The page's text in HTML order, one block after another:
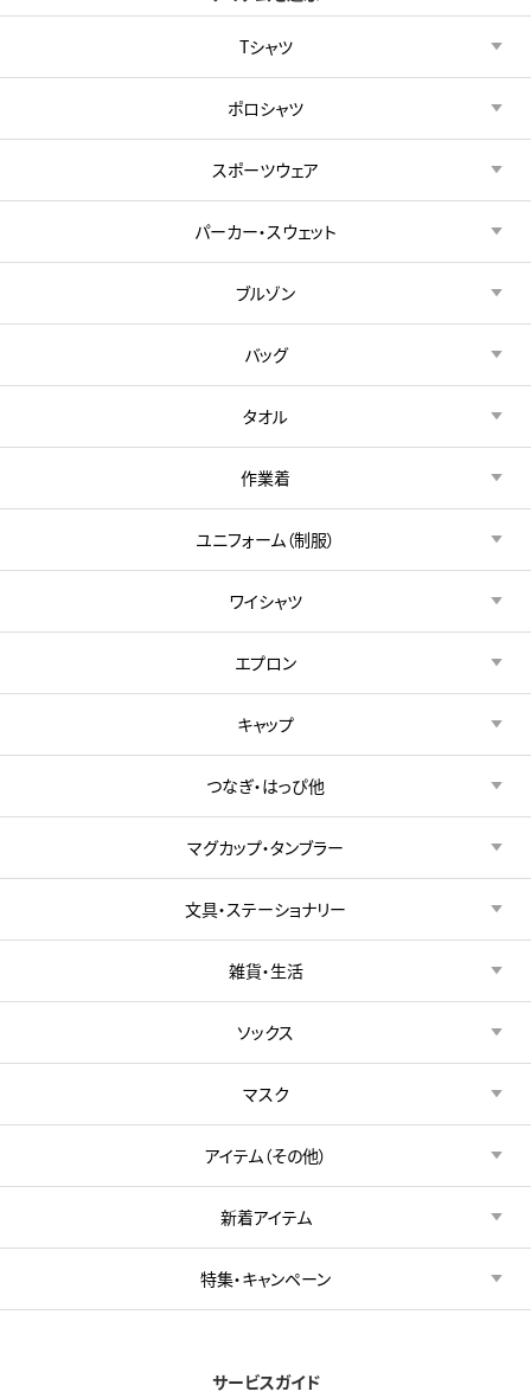
Tシャツ
ポロシャツ
スポーツウェア
パーカー・スウェット
ブルゾン
バッグ
タオル
作業着
ユニフォーム（制服）
ワイシャツ
エプロン
キャップ
つなぎ・はっぴ他
マグカップ・タンブラー
文具・ステーショナリー
雑貨・生活
ソックス
マスク
アイテム（その他）
新着アイテム
特集・キャンペーン
サービスガイド